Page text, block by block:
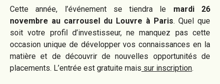
Cette année, l’événement se tiendra le mardi 26
novembre au carrousel du Louvre à Paris. Quel que
soit votre profil d’investisseur, ne manquez pas cette
occasion unique de développer vos connaissances en la
matière et de découvrir de nouvelles opportunités de
placements. L’entrée est gratuite mais sur inscription.